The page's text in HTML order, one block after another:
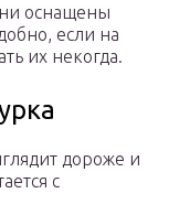
оснащены
если на
их некогда.
дороже и
с